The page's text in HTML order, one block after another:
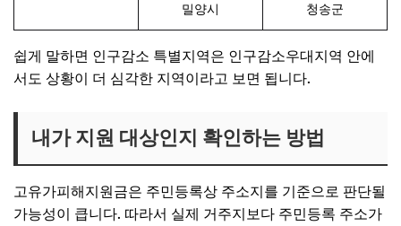
밀양시
청송군
쉽게 말하면 인구감소 특별지역은 인구감소우대지역 안에
서도 상황이 더 심각한 지역이라고 보면 됩니다.
내가 지원 대상인지 확인하는 방법
고유가피해지원금은 주민등록상 주소지를 기준으로 판단될
가능성이 큽니다. 따라서 실제 거주지보다 주민등록 주소가